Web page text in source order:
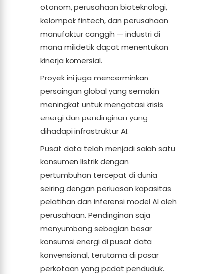
otonom, perusahaan bioteknologi,
kelompok fintech, dan perusahaan
manufaktur canggih — industri di
mana milidetik dapat menentukan
kinerja komersial.
Proyek ini juga mencerminkan
persaingan global yang semakin
meningkat untuk mengatasi krisis
energi dan pendinginan yang
dihadapi infrastruktur AI.
Pusat data telah menjadi salah satu
konsumen listrik dengan
pertumbuhan tercepat di dunia
seiring dengan perluasan kapasitas
pelatihan dan inferensi model AI oleh
perusahaan. Pendinginan saja
menyumbang sebagian besar
konsumsi energi di pusat data
konvensional, terutama di pasar
perkotaan yang padat penduduk.